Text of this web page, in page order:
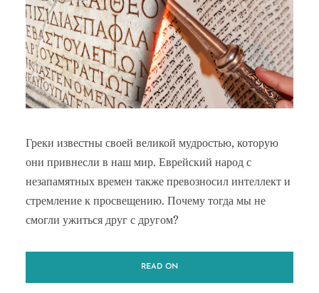
Греки известны своей великой мудростью, которую
они привнесли в наш мир. Еврейский народ с
незапамятных времен также превозносил интеллект и
стремление к просвещению. Почему тогда мы не
смогли ужиться друг с другом?
READ ON